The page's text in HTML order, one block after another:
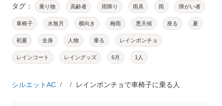
タグ： 乗り物 高齢者 雨降り 雨具 雨 障がい者
車椅子 水無月 横向き 梅雨 悪天候 座る 夏
初夏 全身 人物 乗る レインポンチョ
レインコート レイングッズ 6月 1人
シルエットAC レインポンチョで車椅子に乗る人